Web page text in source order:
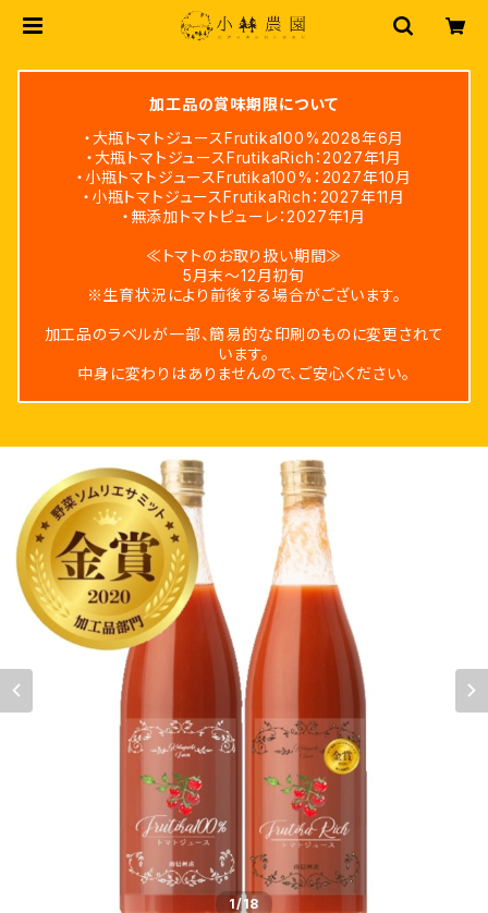
加工品の賞味期限について
・大瓶トマトジュースFrutika100%2028年6月
・大瓶トマトジュースFrutikaRich：2027年1月
・小瓶トマトジュースFrutika100%：2027年10月
・小瓶トマトジュースFrutikaRich：2027年11月
・無添加トマトピューレ：2027年1月
≪トマトのお取り扱い期間≫
5月末～12月初旬
※生育状況により前後する場合がございます。
加工品のラベルが一部、簡易的な印刷のものに変更されて
います。
中身に変わりはありませんので、ご安心ください。
1/18